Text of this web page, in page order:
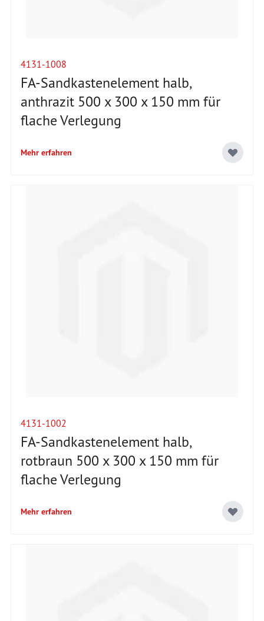
4131-1008
FA-Sandkastenelement halb,
anthrazit 500 x 300 x 150 mm für
flache Verlegung
Mehr erfahren
4131-1002
FA-Sandkastenelement halb,
rotbraun 500 x 300 x 150 mm für
flache Verlegung
Mehr erfahren